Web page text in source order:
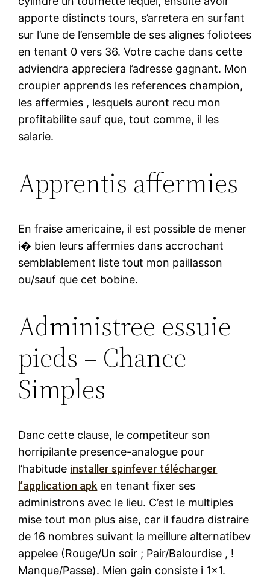
apporte distincts tours, s’arretera en surfant
sur l’une de l’ensemble de ses alignes foliotees
en tenant 0 vers 36. Votre cache dans cette
adviendra appreciera l’adresse gagnant. Mon
croupier apprends les references champion,
les affermies , lesquels auront recu mon
profitabilite sauf que, tout comme, il les
salarie.
Apprentis affermies
En fraise americaine, il est possible de mener
i� bien leurs affermies dans accrochant
semblablement liste tout mon paillasson
ou/sauf que cet bobine.
Administree essuie-
pieds – Chance
Simples
Danc cette clause, le competiteur son
horripilante presence-analogue pour
l’habitude installer spinfever télécharger
l’application apken tenant fixer ses
administrons avec le lieu. C’est le multiples
mise tout mon plus aise, car il faudra distraire
de 16 nombres suivant la meillure alternatibev
appelee (Rouge/Un soir ; Pair/Balourdise , !
Manque/Passe). Mien gain consiste i 1×1.